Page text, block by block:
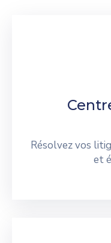
Résolvez vos
et